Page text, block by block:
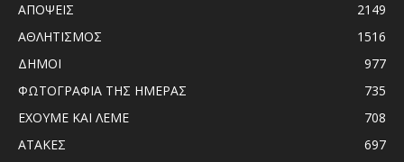
ΑΠΟΨΕΙΣ
2149
ΑΘΛΗΤΙΣΜΟΣ
1516
ΔΗΜΟΙ
977
ΦΩΤΟΓΡΑΦΙΑ ΤΗΣ ΗΜΕΡΑΣ
735
ΕΧΟΥΜΕ ΚΑΙ ΛΕΜΕ
708
ΑΤΑΚΕΣ
697